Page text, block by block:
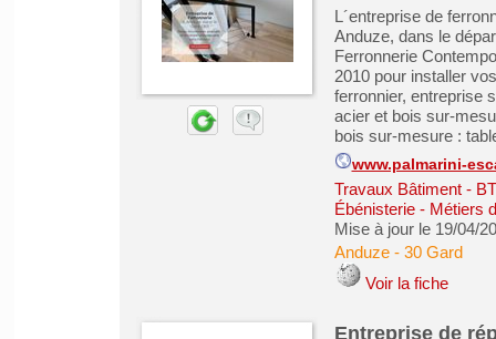
L´entreprise de
Anduze, dans le
Ferronnerie
2010 pour installer
ferronnier, entreprise
acier et bois sur-
bois sur-mesure :
www.palmarini-
Travaux Bâtiment -
Ébénisterie - Métiers
Mise à jour le 19/04/
Anduze- 30 Gard
Voir la fiche
Entreprise de